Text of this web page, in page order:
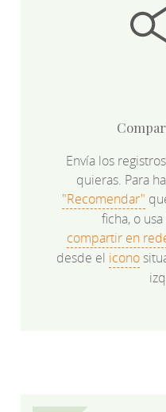
Envía los
quieras. Para
"Recomendar"
ficha, o
compartir en
desde el icono